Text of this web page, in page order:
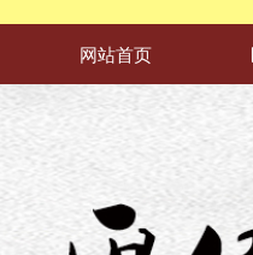
网站首页